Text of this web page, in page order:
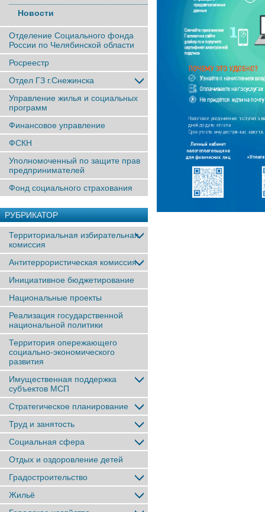
Новости
Отделение Социального фонда
России по Челябинской области
Росреестр
Отдел ГЗ г.Снежинска
Управление жилья и социальных
программ
Финансовое управление
ФСКН
Уполномоченный по защите прав
предпринимателей
Фонд социального страхования
РУБРИКАТОР
Территориальная избирательная
комиссия
Антитеррористическая комиссия
Инициативное бюджетирование
Национальные проекты
Реализация государственной
национальной политики
Территория опережающего
социально-экономического
развития
Имущественная поддержка
субъектов МСП
Стратегическое планирование
Труд и занятость
Социальная сфера
Отдых и оздоровление детей
Градостроительство
Жильё